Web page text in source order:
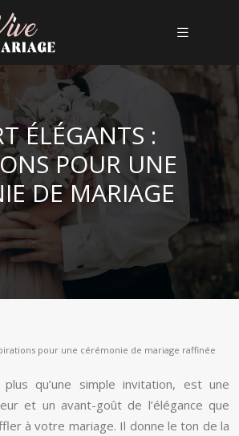
ÉLÉGANTS :
POUR UNE
DE MARIAGE
pour une cérémonie de mariage raffinée
qu’une simple invitation, est une
et un avant-goût de l’élégance que
à votre mariage. Il donne le ton de la